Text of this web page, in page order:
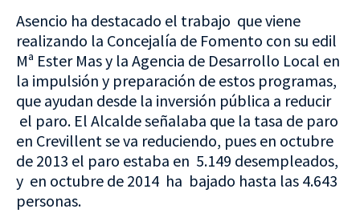
Asencio ha destacado el trabajo que viene
realizando la Concejalía de Fomento con su edil
Mª Ester Mas y la Agencia de Desarrollo Local en
la impulsión y preparación de estos programas,
que ayudan desde la inversión pública a reducir
el paro. El Alcalde señalaba que la tasa de paro
en Crevillent se va reduciendo, pues en octubre
de 2013 el paro estaba en 5.149 desempleados,
y en octubre de 2014 ha bajado hasta las 4.643
personas.